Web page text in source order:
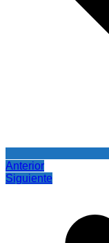
Anterior
Siguiente